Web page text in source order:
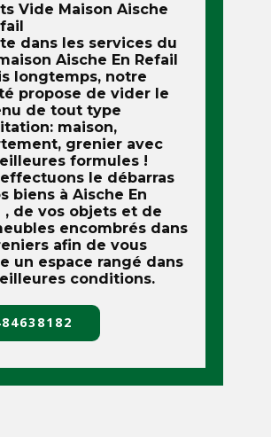
Vide Maison Aische
dans les services du
Aische En Refail
longtemps, notre
propose de vider le
de tout type
maison,
grenier avec
formules !
le débarras
biens à Aische En
, de vos objets et de
encombrés dans
afin de vous
un espace rangé dans
conditions.